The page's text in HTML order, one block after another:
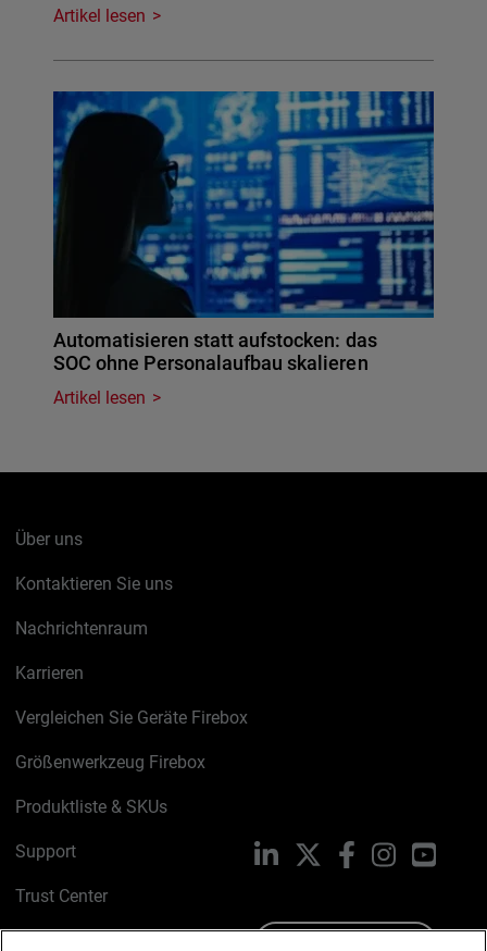
Artikel lesen
Automatisieren statt aufstocken: das
SOC ohne Personalaufbau skalieren
Artikel lesen
Über uns
Kontaktieren Sie uns
Nachrichtenraum
Karrieren
Vergleichen Sie Geräte Firebox
Größenwerkzeug Firebox
Produktliste & SKUs
Support
Trust Center
LinkedIn FacebookInstagram